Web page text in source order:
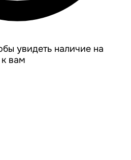
увидеть наличие на
вам